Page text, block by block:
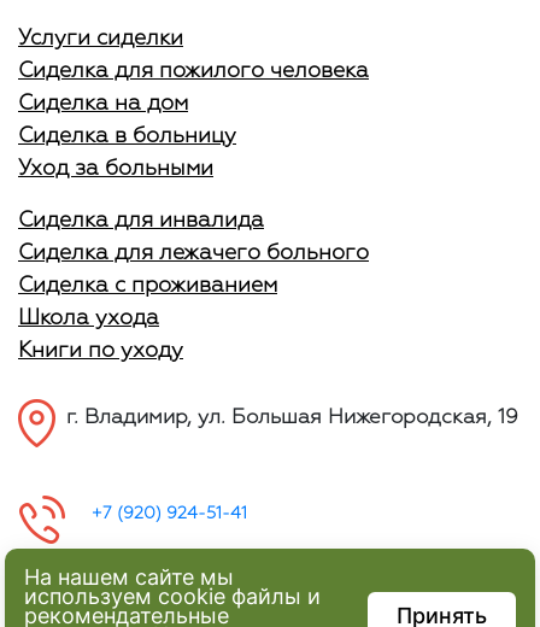
Услуги сиделки
Сиделка для пожилого человека
Сиделка на дом
Сиделка в больницу
Уход за больными
Сиделка для инвалида
Сиделка для лежачего больного
Сиделка с проживанием
Школа ухода
Книги по уходу
г. Владимир, ул. Большая Нижегородская, 19
+7 (920) 924-51-41
На нашем сайте мы
используем cookie файлы и
рекомендательные Принять